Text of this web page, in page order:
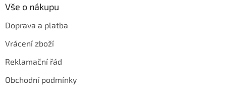
Vše o nákupu
Doprava a platba
Vrácení zboží
Reklamační řád
Obchodní podmínky